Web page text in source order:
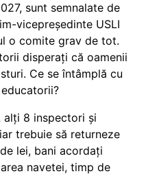
sunt semnalate de
vicepreședinte USLI
o comite grav de tot.
disperați că oamenii
Ce se întâmplă cu
alți 8 inspectori și
trebuie să returneze
lei, bani acordați
navetei, timp de